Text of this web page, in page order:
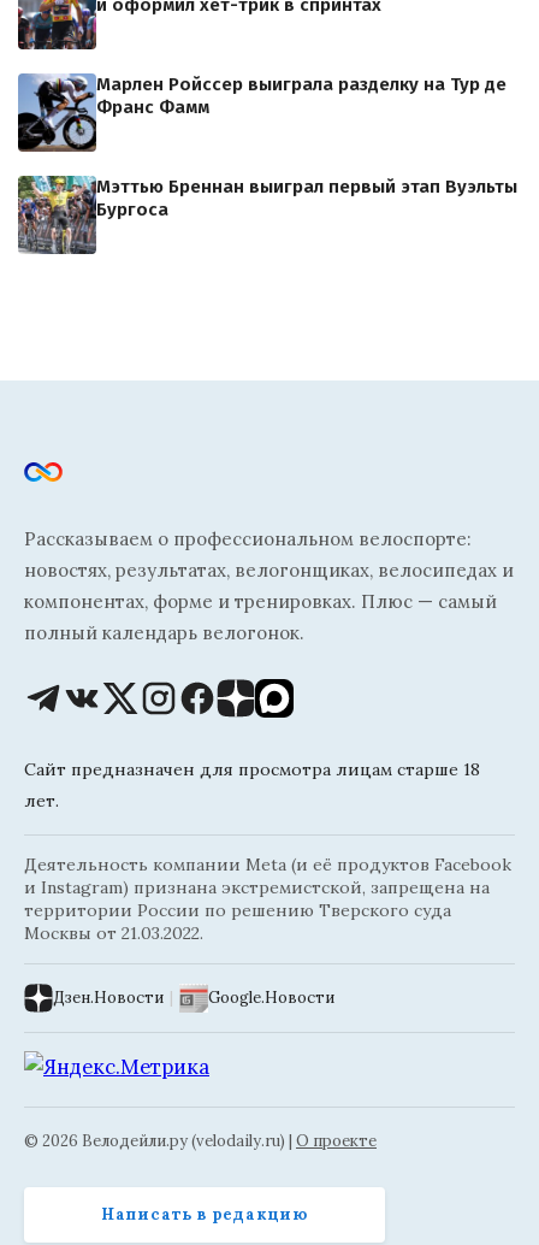
и оформил хет-трик в спринтах
Марлен Ройссер выиграла разделку на Тур де
Франс Фамм
Мэттью Бреннан выиграл первый этап Вуэльты
Бургоса
Рассказываем о профессиональном велоспорте:
новостях, результатах, велогонщиках, велосипедах и
компонентах, форме и тренировках. Плюс — самый
полный календарь велогонок.
Сайт предназначен для просмотра лицам старше 18
лет.
Деятельность компании Meta (и её продуктов Facebook
и Instagram) признана экстремистской, запрещена на
территории России по решению Тверского суда
Москвы от 21.03.2022.
Дзен.Новости | Google.Новости
© 2026 Велодейли.ру (velodaily.ru) | О проекте
Написать в редакцию